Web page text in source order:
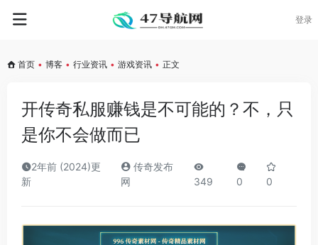
登录
首页 • 博客 • 行业资讯 • 游戏资讯 • 正文
开传奇私服赚钱是不可能的？不，只
是你不会做而已
2年前 (2024)更
新
传奇发布
网
349 0 0